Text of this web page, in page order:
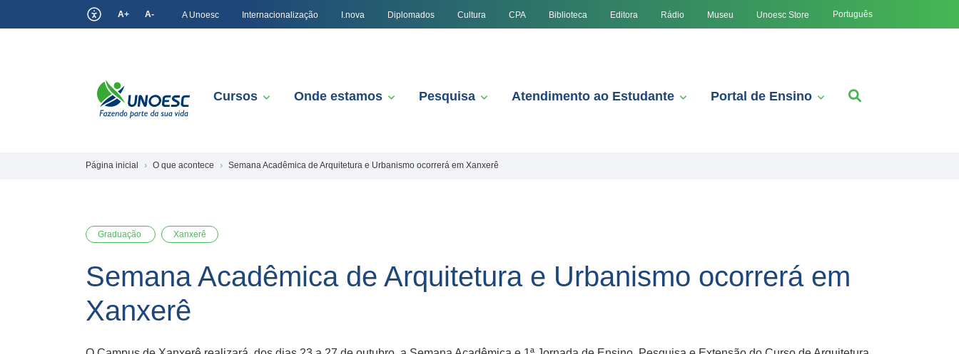
A+ A- A Unoesc Internacionalização I.nova Diplomados Cultura CPA Biblioteca Editora Rádio Museu Unoesc Store Português
Cursos Onde estamos Pesquisa Atendimento ao Estudante Portal de Ensino
Página inicial O que acontece Semana Acadêmica de Arquitetura e Urbanismo ocorrerá em Xanxerê
Graduação Xanxerê
Semana Acadêmica de Arquitetura e Urbanismo ocorrerá em
Xanxerê